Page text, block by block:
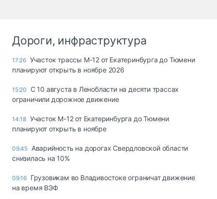
Дороги, инфраструктура
17:26 Участок трассы М-12 от Екатеринбурга до Тюмени
планируют открыть в ноябре 2026
15:20
С 10 августа в Ленобласти на десяти трассах
ограничили дорожное движение
14:18 Участок М-12 от Екатеринбурга до Тюмени
планируют открыть в ноябре
09:45 Аварийность на дорогах Свердловской области
снизилась на 10%
09:16 Грузовикам во Владивостоке ограничат движение
на время ВЭФ